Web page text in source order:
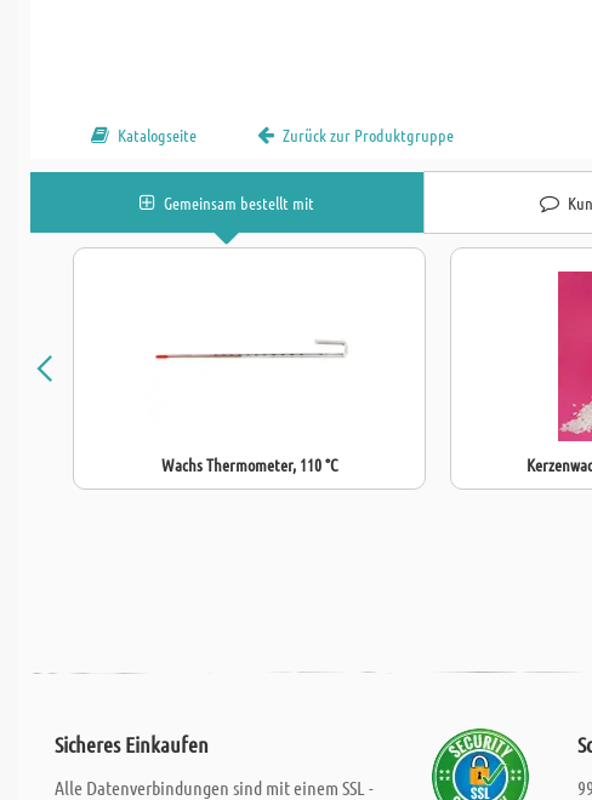
Katalogseite Zurück zur Produktgruppe
Gemeinsam bestellt mit
Wachs Thermometer, 110 °C
Sicheres Einkaufen
Alle Datenverbindungen sind mit einem SSL -